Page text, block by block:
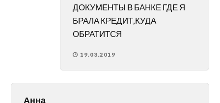
ДОКУМЕНТЫ В БАНКЕ ГДЕ Я
БРАЛА КРЕДИТ,КУДА
ОБРАТИТСЯ
19.03.2019
Анна